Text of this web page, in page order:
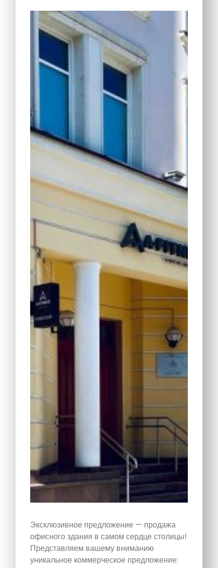
Эксклюзивное предложение — продажа
офисного здания в самом сердце столицы!
Представляем вашему вниманию
уникальное коммерческое предложение: